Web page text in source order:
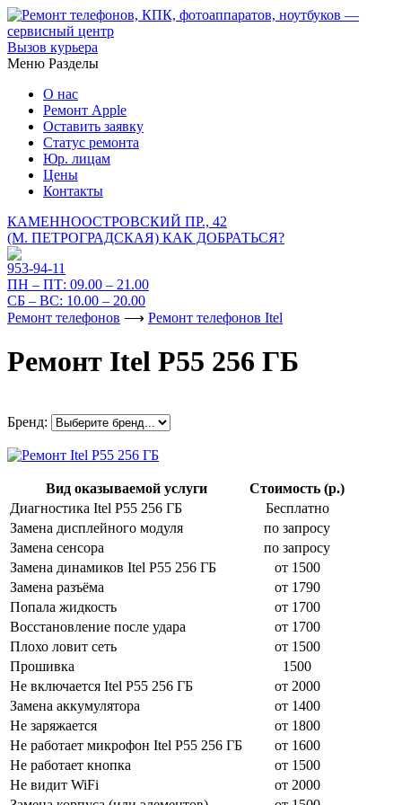
Вызов курьера
Меню Разделы
О нас
Ремонт Apple
Оставить заявку
Статус ремонта
Юр. лицам
Цены
Контакты
КАМЕННООСТРОВСКИЙ ПР., 42
(М. ПЕТРОГРАДСКАЯ) КАК ДОБРАТЬСЯ?
953-94-11
ПН – ПТ: 09.00 – 21.00
СБ – ВС: 10.00 – 20.00
Ремонт телефонов ⟶ Ремонт телефонов Itel
Ремонт Itel P55 256 ГБ
Бренд:
Вид оказываемой услуги
Стоимость (р.)
Диагностика Itel P55 256 ГБ
Бесплатно
Замена дисплейного модуля
по запросу
Замена сенсора
по запросу
Замена динамиков Itel P55 256 ГБ
от 1500
Замена разъёма
от 1790
Попала жидкость
от 1700
Восстановление после удара
от 1700
Плохо ловит сеть
от 1500
Прошивка
1500
Не включается Itel P55 256 ГБ
от 2000
Замена аккумулятора
от 1400
Не заряжается
от 1800
Не работает микрофон Itel P55 256 ГБ
от 1600
Не работает кнопка
от 1500
Не видит WiFi
от 2000